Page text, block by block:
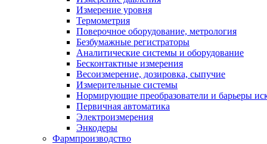
Измерение уровня
Термометрия
Поверочное оборудование, метрология
Безбумажные регистраторы
Аналитические системы и оборудование
Бесконтактные измерения
Весоизмерение, дозировка, сыпучие
Измерительные системы
Нормирующие преобразователи и барьеры
Первичная автоматика
Электроизмерения
Энкодеры
Фармпроизводство